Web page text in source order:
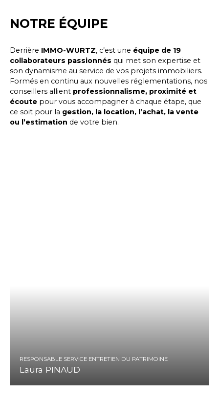
NOTRE ÉQUIPE
Derrière IMMO-WURTZ, c’est une équipe de 19
collaborateurs passionnés qui met son expertise et
son dynamisme au service de vos projets immobiliers.
Formés en continu aux nouvelles réglementations, nos
conseillers allient professionnalisme, proximité et
écoute pour vous accompagner à chaque étape, que
ce soit pour la gestion, la location, l’achat, la vente
ou l’estimation de votre bien.
RESPONSABLE SERVICE ENTRETIEN DU PATRIMOINE
Laura PINAUD